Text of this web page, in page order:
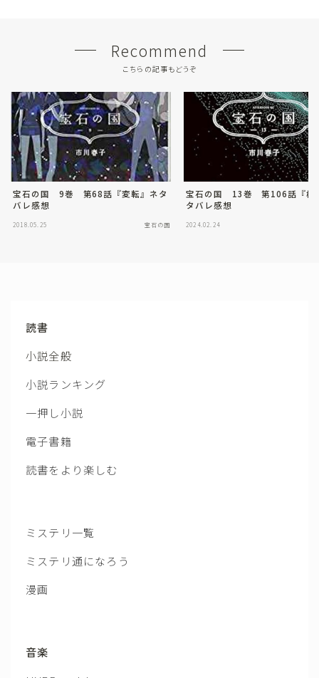
Recommend
こちらの記事もどうぞ
宝石の国 9巻 第68話『変転』ネタ
バレ感想
2018.05.25 宝石の国
宝石の国 13巻 第106話『橋
タバレ感想
2024.02.24
読書
小説全般
小説ランキング
一押し小説
電子書籍
読書をより楽しむ
ミステリ一覧
ミステリ通になろう
漫画
音楽